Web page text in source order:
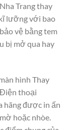
Trang thay
lưỡng với bao
vệ bằng tem
bị mở qua hay
hình Thay
thoại
hãng được in ấn
hoặc nhòe.